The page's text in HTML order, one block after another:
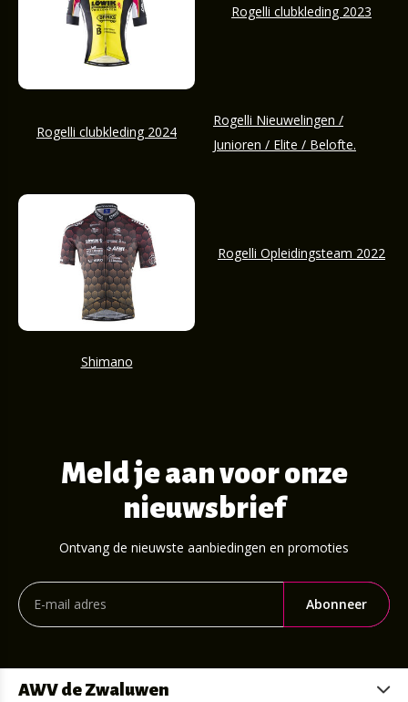
Rogelli clubkleding 2023
Rogelli clubkleding 2024
Rogelli Nieuwelingen /
Junioren / Elite / Belofte.
Rogelli Opleidingsteam 2022
Shimano
Meld je aan voor onze
nieuwsbrief
Ontvang de nieuwste aanbiedingen en promoties
Abonneer
AWV de Zwaluwen